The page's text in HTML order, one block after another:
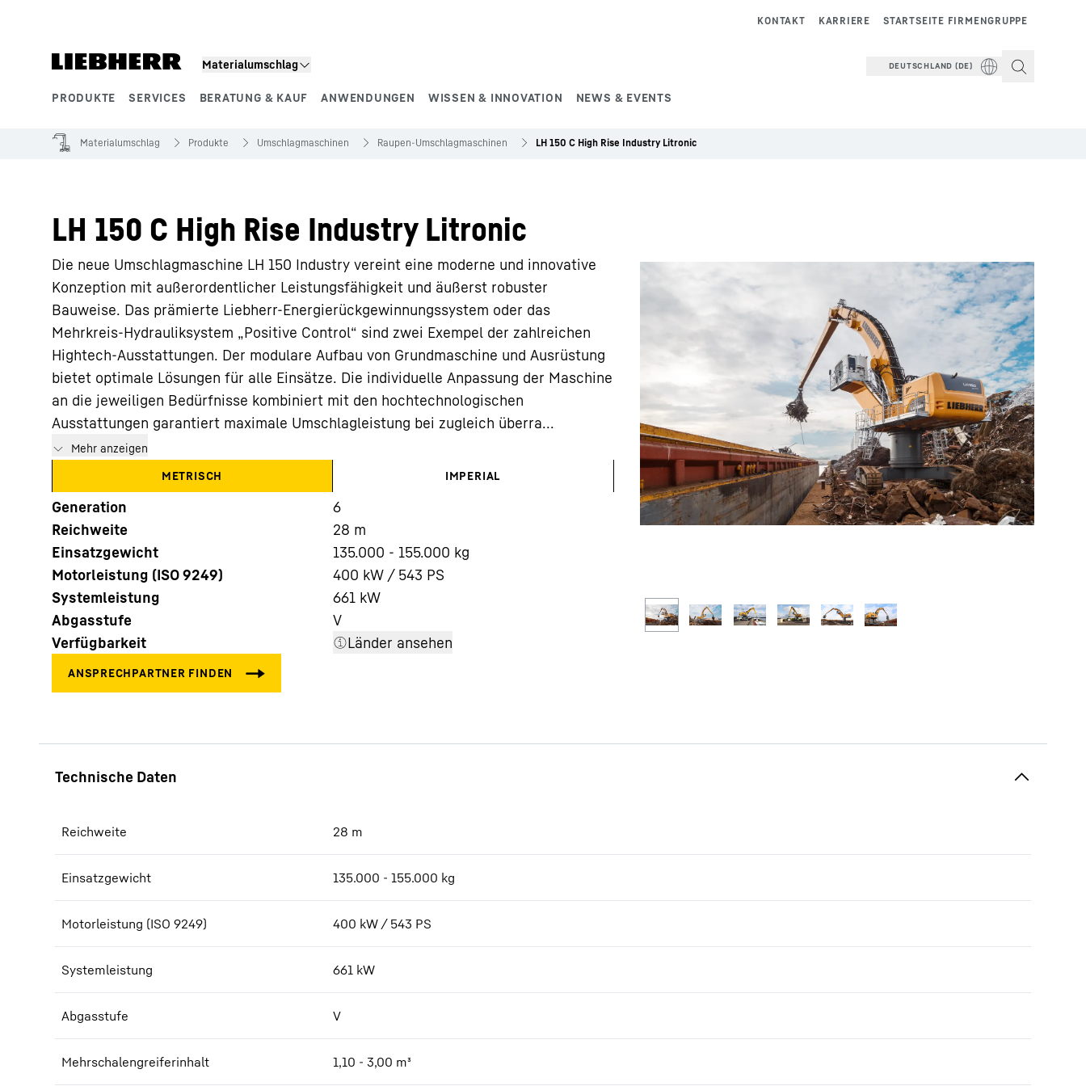
Materialumschlag
PRODUKTE SERVICES BERATUNG & KAUF ANWENDUNGEN WISSEN & INNOVATION NEWS & EVENTS
STARTSEITE FIRMENGRUPPE
KARRIERE
KONTAKT
DEUTSCHLAND (DE)
Mehr über die Firmengruppe Karriere bei Liebherr
Materialumschlag Produkte Umschlagmaschinen Raupen-Umschlagmaschinen LH 150 C High Rise Industry Litronic
LH 150 C High Rise Industry Litronic
Die neue Umschlagmaschine LH 150 Industry vereint eine moderne und innovative
Konzeption mit außerordentlicher Leistungsfähigkeit und äußerst robuster
Bauweise. Das prämierte Liebherr-Energierückgewinnungssystem oder das
Mehrkreis-Hydrauliksystem „Positive Control“ sind zwei Exempel der zahlreichen
Hightech-Ausstattungen. Der modulare Aufbau von Grundmaschine und Ausrüstung
bietet optimale Lösungen für alle Einsätze. Die individuelle Anpassung der Maschine
an die jeweiligen Bedürfnisse kombiniert mit den hochtechnologischen
Ausstattungen garantiert maximale Umschlagleistung bei zugleich überra...
Mehr anzeigen
METRISCH
IMPERIAL
Generation
6
Reichweite
28 m
Einsatzgewicht
135.000 - 155.000 kg
Motorleistung (ISO 9249)
400 kW / 543 PS
Systemleistung
661 kW
Abgasstufe
V
Verfügbarkeit
Länder ansehen
Reichweite 28 m
Einsatzgewicht 135.000 - 155.000 kg
Motorleistung (ISO 9249) 400 kW / 543 PS
Systemleistung 661 kW
Abgasstufe V
Mehrschalengreiferinhalt 1,10 - 3,00 m³